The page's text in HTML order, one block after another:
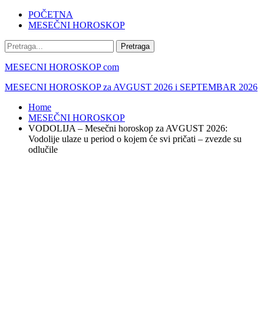
POČETNA
MESEČNI HOROSKOP
MESECNI HOROSKOP com
MESECNI HOROSKOP za AVGUST 2026 i SEPTEMBAR 2026
Home
MESEČNI HOROSKOP
VODOLIJA – Mesečni horoskop za AVGUST 2026:
Vodolije ulaze u period o kojem će svi pričati – zvezde su
odlučile